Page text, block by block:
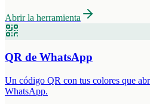
Abrir la herramienta
QR de WhatsApp
Un código QR con tus colores que
WhatsApp.